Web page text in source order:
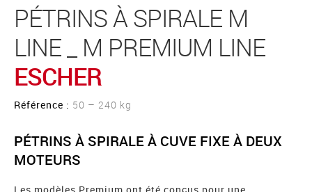
PÉTRINS À SPIRALE M
LINE _ M PREMIUM LINE
ESCHER
Référence : 50 – 240 kg
PÉTRINS À SPIRALE À CUVE FIXE À DEUX
MOTEURS